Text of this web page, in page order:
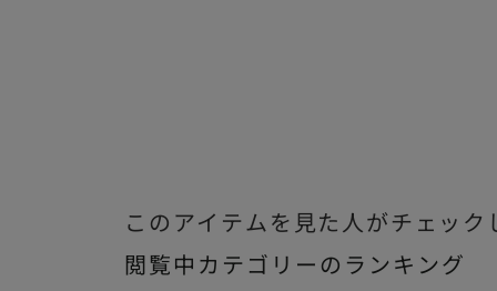
このアイテムを見た人がチェック
閲覧中カテゴリーのランキング